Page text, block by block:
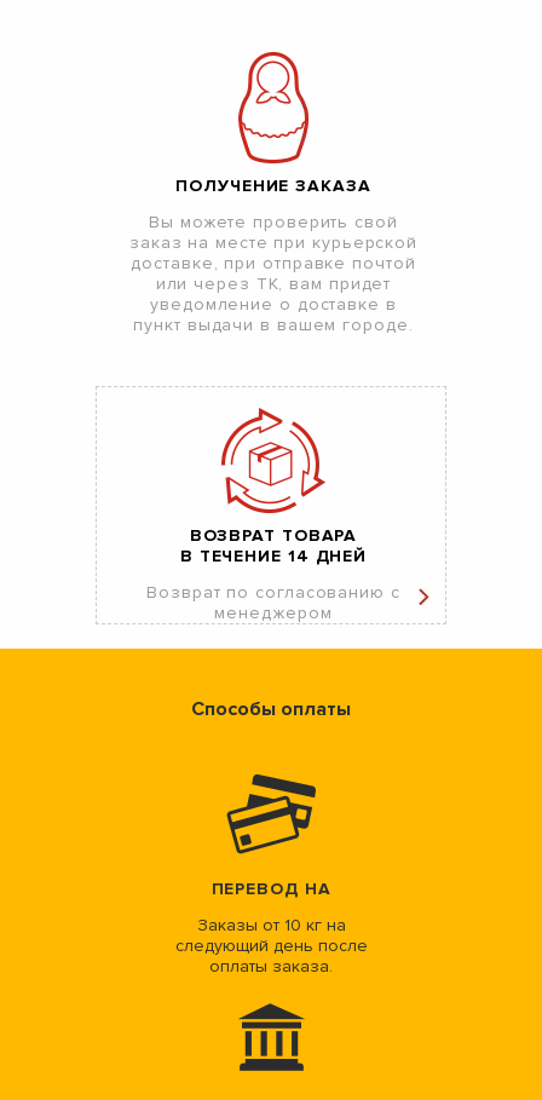
ПОЛУЧЕНИЕ ЗАКАЗА
Вы можете проверить свой
заказ на месте при курьерской
доставке, при отправке почтой
или через ТК, вам придет
уведомление о доставке в
пункт выдачи в вашем городе.
ВОЗВРАТ ТОВАРА
В ТЕЧЕНИЕ 14 ДНЕЙ
Возврат по согласованию с
менеджером
Способы оплаты
ПЕРЕВОД НА
Заказы от 10 кг на
следующий день после
оплаты заказа.